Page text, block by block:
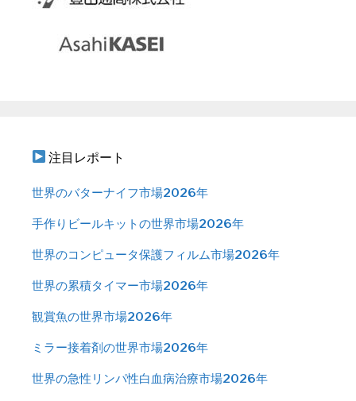
注目レポート
世界のバターナイフ市場2026年
手作りビールキットの世界市場2026年
世界のコンピュータ保護フィルム市場2026年
世界の累積タイマー市場2026年
観賞魚の世界市場2026年
ミラー接着剤の世界市場2026年
世界の急性リンパ性白血病治療市場2026年